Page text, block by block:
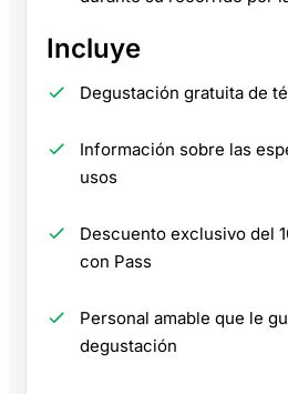
Incluye
Degustación gratuita de
Información sobre las
usos
Descuento exclusivo del
con Pass
Personal amable que le
degustación